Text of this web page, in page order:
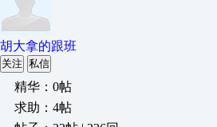
胡大拿的跟班
关注 私信
精华：0帖
求助：4帖